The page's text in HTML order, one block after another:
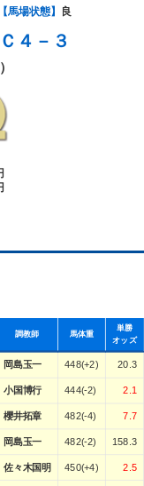
【馬場状態】 良
４－３
調教師 馬体重
単勝
オッズ
岡島玉一 448(+2) 20.3
小国博行 444(-2) 2.1
櫻井拓章 482(-4) 7.7
岡島玉一 482(-2) 158.3
佐々木国明 450(+4) 2.5